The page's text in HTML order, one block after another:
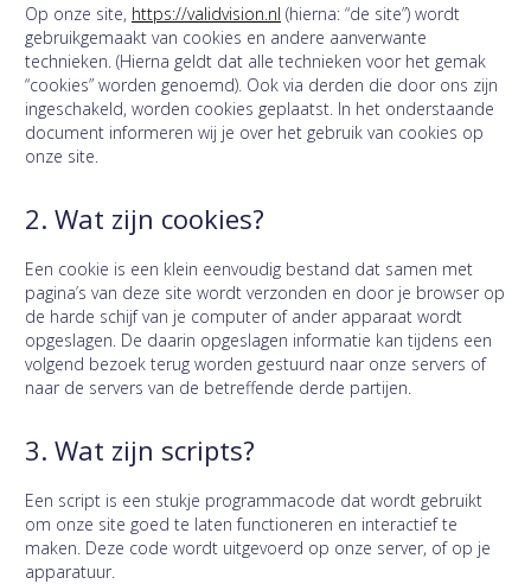
Op onze site, https://validvision.nl (hierna: “de site”) wordt
gebruikgemaakt van cookies en andere aanverwante
technieken. (Hierna geldt dat alle technieken voor het gemak
“cookies” worden genoemd). Ook via derden die door ons zijn
ingeschakeld, worden cookies geplaatst. In het onderstaande
document informeren wij je over het gebruik van cookies op
onze site.
2. Wat zijn cookies?
Een cookie is een klein eenvoudig bestand dat samen met
pagina’s van deze site wordt verzonden en door je browser op
de harde schijf van je computer of ander apparaat wordt
opgeslagen. De daarin opgeslagen informatie kan tijdens een
volgend bezoek terug worden gestuurd naar onze servers of
naar de servers van de betreffende derde partijen.
3. Wat zijn scripts?
Een script is een stukje programmacode dat wordt gebruikt
om onze site goed te laten functioneren en interactief te
maken. Deze code wordt uitgevoerd op onze server, of op je
apparatuur.